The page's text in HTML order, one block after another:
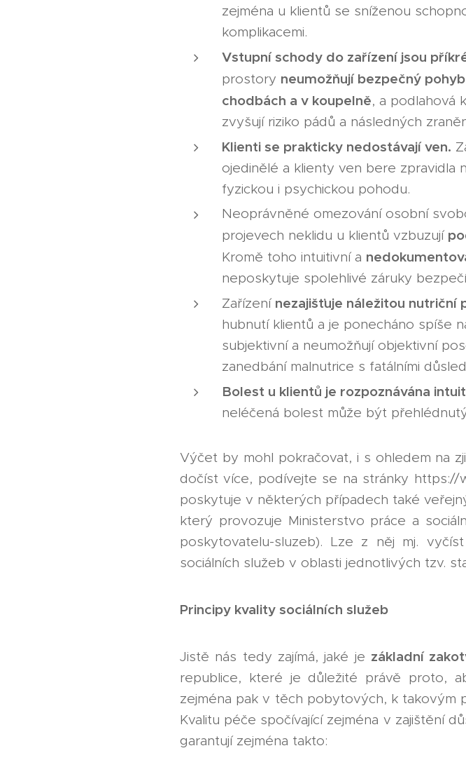
zejména u klientů se sníženou
komplikacemi.
Vstupní schody do zařízení jsou
prostory neumožňují bezpečný pohyb
chodbách a v koupelně, a podlahová
zvyšují riziko pádů a následných
Klienti se prakticky nedostávají ven.
ojedinělé a klienty ven bere zpravidla
fyzickou i psychickou pohodu.
Neoprávněné omezování osobní
projevech neklidu u klientů vzbuzují
Kromě toho intuitivní a
neposkytuje spolehlivé záruky
Zařízení nezajišťuje náležitou nutriční
hubnutí klientů a je ponecháno spíše
subjektivní a neumožňují objektivní
zanedbání malnutrice s fatálními
Bolest u klientů je rozpoznávána
neléčená bolest může být
Výčet by mohl pokračovat, i s ohledem na
dočíst více, podívejte se na stránky https://
poskytuje v některých případech také
který provozuje Ministerstvo práce a
poskytovatelu-sluzeb). Lze z něj mj.
sociálních služeb v oblasti jednotlivých tzv.
Principy kvality sociálních služeb
Jistě nás tedy zajímá, jaké je základní
republice, které je důležité právě proto,
zejména pak v těch pobytových, k takovým
Kvalitu péče spočívající zejména v zajištění
garantují zejména takto: